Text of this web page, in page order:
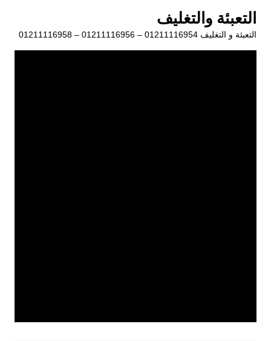
المحتوى
التعبئة والتغليف
التعبئة و التغليف 01211116954 – 01211116956 – 01211116958